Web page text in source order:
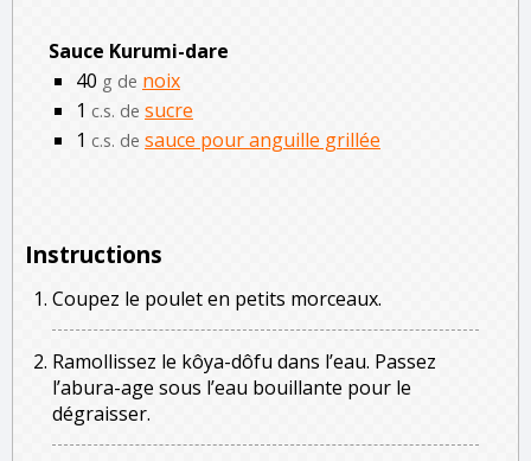
Sauce Kurumi-dare
40 g de noix
1 c.s. de sucre
1 c.s. de sauce pour anguille grillée
Instructions
Coupez le poulet en petits morceaux.
Ramollissez le kôya-dôfu dans l’eau. Passez
l’abura-age sous l’eau bouillante pour le
dégraisser.